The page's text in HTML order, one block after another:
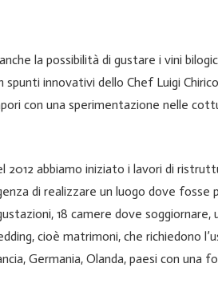
la possibilità di gustare i vini
innovativi dello Chef Luigi
con una sperimentazione nelle
2012 abbiamo iniziato i lavori di
di realizzare un luogo dove fosse
18 camere dove soggiornare,
cioè matrimoni, che richiedono
Germania, Olanda, paesi con una